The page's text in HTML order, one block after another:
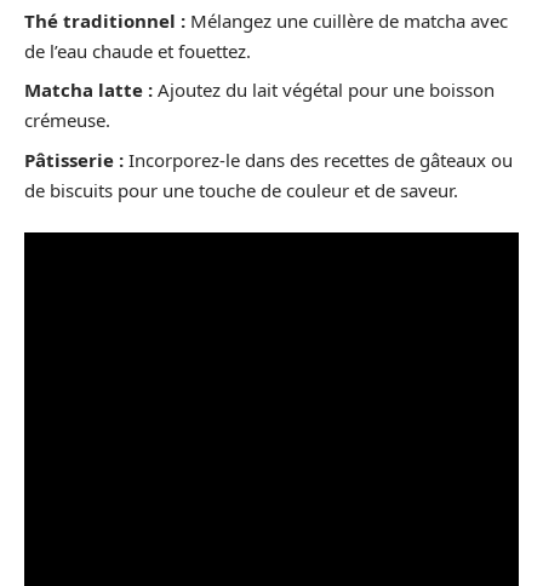
Thé traditionnel : Mélangez une cuillère de matcha avec
de l’eau chaude et fouettez.
Matcha latte : Ajoutez du lait végétal pour une boisson
crémeuse.
Pâtisserie : Incorporez-le dans des recettes de gâteaux ou
de biscuits pour une touche de couleur et de saveur.